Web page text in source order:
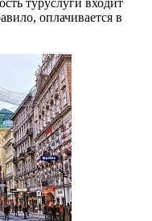
оплачивается в